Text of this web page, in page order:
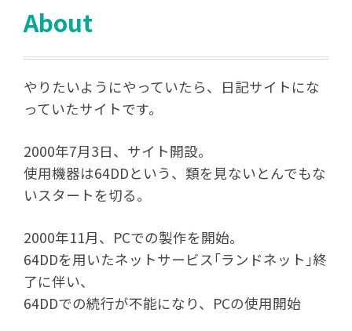
About
やりたいようにやっていたら、日記サイトにな
っていたサイトです。
2000年7月3日、サイト開設。
使用機器は64DDという、類を見ないとんでもな
いスタートを切る。
2000年11月、PCでの製作を開始。
64DDを用いたネットサービス｢ランドネット｣終
了に伴い、
64DDでの続行が不能になり、PCの使用開始